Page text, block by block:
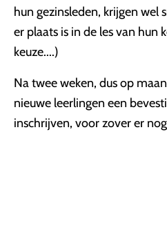
hun gezinsleden, krijgen wel
er plaats is in de les van hun
keuze....)
Na twee weken, dus op
nieuwe leerlingen een
inschrijven, voor zover er